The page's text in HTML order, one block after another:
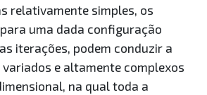
relativamente simples, os
uma dada configuração
iterações, podem conduzir a
e altamente complexos
na qual toda a